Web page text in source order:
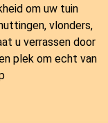
om uw tuin
vlonders,
u verrassen door
plek om echt van